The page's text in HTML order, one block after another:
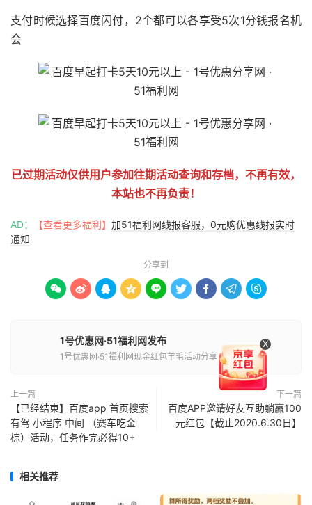
支付时候选择百度闪付，2个都可以各享受5次1分钱报名机
会
已过期活动仅供用户参加往期活动查询和存档，不再有效，
本站也不再负责！
AD： 【查看更多福利】 加51福利网线报客服，0元购优惠线报实时
通知
分享到
        
1号优惠网·51福利网发布
1号优惠网·51福利网现金红包羊毛活动分享
上一篇
【已经结束】百度app 首页搜索
有驾 小程序 中间 （赛车吃金
棕）活动，任务作完必得10+
下一篇
百度APP邀请好友互助躺赢100
元红包【截止2020.6.30日】
相关推荐
X